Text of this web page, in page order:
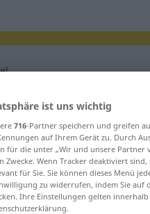
für "cestovatel"
ist uns wichtig
716-Partner speichern und greifen
auf Ihrem Gerät zu. Durch
für die unter „Wir und unsere Partner
Zwecke. Wenn Tracker deaktiviert
für Sie. Sie können dieses Menü
zu widerrufen, indem Sie auf
Ihre Einstellungen gelten